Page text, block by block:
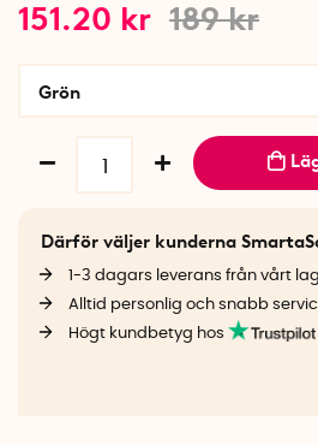
189kr
151.20 kr
Grön
Därför väljer kunderna
1-3 dagars leverans från vårt
Alltid personlig och snabb
Högt kundbetyg hos